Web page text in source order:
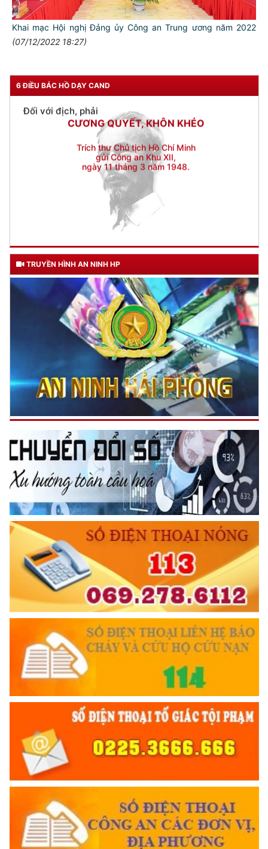
Khai mạc Hội nghị Đảng ủy Công an Trung ương năm 2022
(07/12/2022 18:27)
6 ĐIỀU BÁC HỒ DẠY CAND
Đối với nhân dân, phải
KÍNH TRỌNG LỄ PHÉP
Đối với công việc, phải
CƯƠNG QUYẾT, KHÔN KHÉO
Trích thư Chủ tịch Hồ Chí Minh
gửi Công an Khu XII,
ngày 11 tháng 3 năm 1948.
TRUYỀN HÌNH AN NINH HP